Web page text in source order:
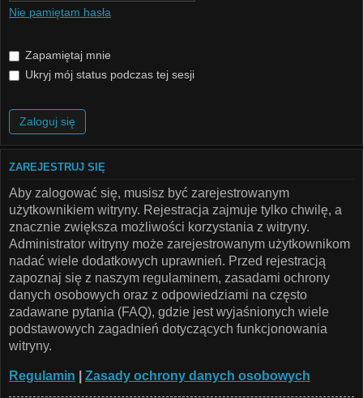
Nie pamiętam hasła
Zapamiętaj mnie
Ukryj mój status podczas tej sesji
ZAREJESTRUJ SIĘ
Aby zalogować się, musisz być zarejestrowanym
użytkownikiem witryny. Rejestracja zajmuje tylko chwilę, a
znacznie zwiększa możliwości korzystania z witryny.
Administrator witryny może zarejestrowanym użytkownikom
nadać wiele dodatkowych uprawnień. Przed rejestracją
zapoznaj się z naszym regulaminem, zasadami ochrony
danych osobowych oraz z odpowiedziami na często
zadawane pytania (FAQ), gdzie jest wyjaśnionych wiele
podstawowych zagadnień dotyczących funkcjonowania
witryny.
Regulamin Zasady ochrony danych osobowych